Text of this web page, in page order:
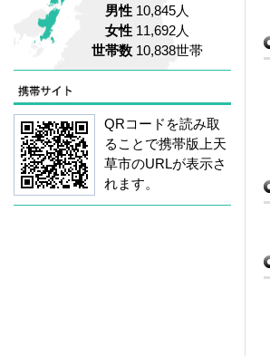
男性 10,845人
女性 11,692人
世帯数 10,838世帯
QRコードを読み取
ることで携帯版上天
草市のURLが表示さ
れます。